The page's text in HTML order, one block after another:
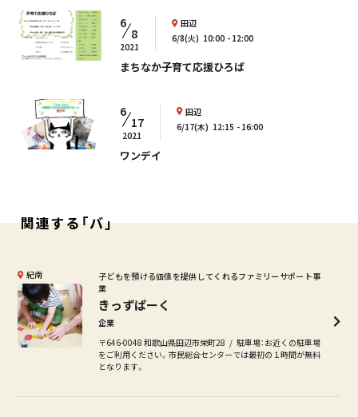
6
8
2021
田辺
6/8(火) 10:00 12:00
まちなか子育て応援ひろば
6
17
2021
田辺
6/17(木) 12:15 16:00
ワンデイ
関連する「バ」
紀南
子どもを預ける価値を提供してくれるファミリーサポート事
業
きっずぱーく
企業
〒646-0048 和歌山県田辺市栄町28
駐車場：お近くの駐車場
をご利用ください。市民総合センターでは最初の１時間が無料
となります。